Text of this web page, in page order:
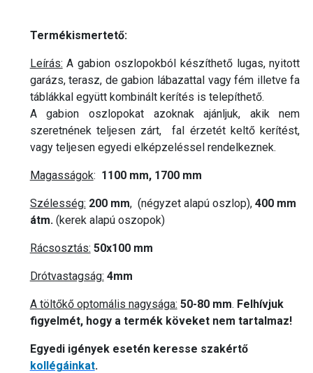
Termékismertető:
Leírás: A gabion oszlopokból készíthető lugas, nyitott
garázs, terasz, de gabion lábazattal vagy fém illetve fa
táblákkal együtt kombinált kerítés is telepíthető.
A gabion oszlopokat azoknak ajánljuk, akik nem
szeretnének teljesen zárt, fal érzetét keltő kerítést,
vagy teljesen egyedi elképzeléssel rendelkeznek.
Magasságok: 1100 mm, 1700 mm
Szélesség: 200 mm, (négyzet alapú oszlop), 400 mm
átm.(kerek alapú oszopok)
Rácsosztás: 50x100 mm
Drótvastagság: 4mm
A töltőkő optomális nagysága: 50-80 mm. Felhívjuk
figyelmét, hogy a termék köveket nem tartalmaz!
Egyedi igények esetén keresse szakértő
kollégáinkat.